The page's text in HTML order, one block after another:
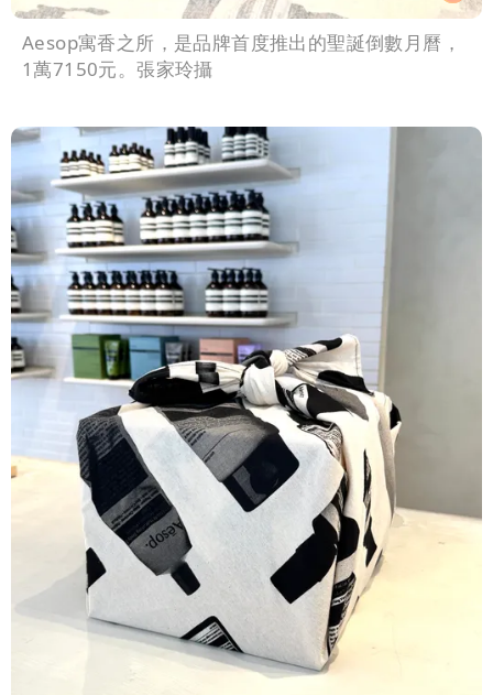
Aesop寓香之所，是品牌首度推出的聖誕倒數月曆，
1萬7150元。張家玲攝